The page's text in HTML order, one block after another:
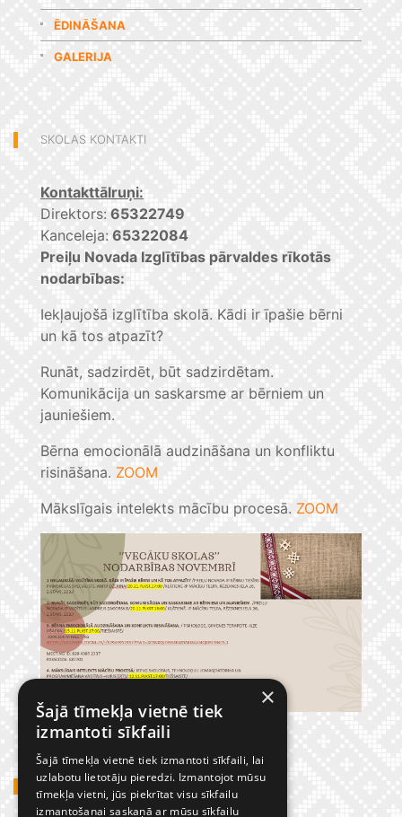
ĒDINĀŠANA
GALERIJA
SKOLAS KONTAKTI
Kontakttālruņi:
Direktors: 65322749
Kanceleja: 65322084
Preiļu Novada Izglītības pārvaldes rīkotās
nodarbības:
Iekļaujošā izglītība skolā. Kādi ir īpašie bērni
un kā tos atpazīt?
Runāt, sadzirdēt, būt sadzirdētam.
Komunikācija un saskarsme ar bērniem un
jauniešiem.
Bērna emocionālā audzināšana un konfliktu
risināšana. ZOOM
Mākslīgais intelekts mācību procesā. ZOOM
GADĪJUMBILDES
×
Šajā tīmekļa vietnē tiek
izmantoti sīkfaili
Šajā tīmekļa vietnē tiek izmantoti sīkfaili, lai
uzlabotu lietotāju pieredzi. Izmantojot mūsu
tīmekļa vietni, jūs piekrītat visu sīkfailu
izmantošanai saskaņā ar mūsu sīkfailu